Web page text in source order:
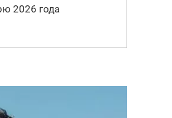
2026 года